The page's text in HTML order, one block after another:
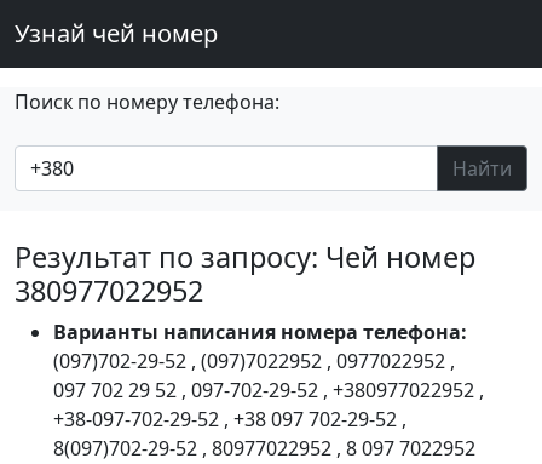
Узнай чей номер
Поиск по номеру телефона:
Найти
Результат по запросу: Чей номер
380977022952
Варианты написания номера телефона:
(097)702-29-52 , (097)7022952 , 0977022952 ,
097 702 29 52 , 097-702-29-52 , +380977022952 ,
+38-097-702-29-52 , +38 097 702-29-52 ,
8(097)702-29-52 , 80977022952 , 8 097 7022952